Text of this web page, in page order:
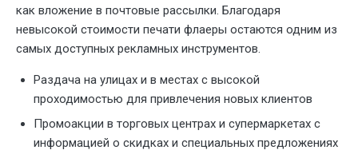
как вложение в почтовые рассылки. Благодаря
невысокой стоимости печати флаеры остаются одним из
самых доступных рекламных инструментов.
Раздача на улицах и в местах с высокой
проходимостью для привлечения новых клиентов
Промоакции в торговых центрах и супермаркетах с
информацией о скидках и специальных предложениях